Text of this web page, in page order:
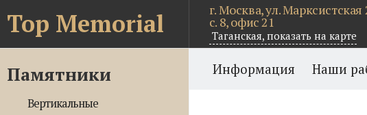
Top Memorial г. Москва, ул. Марксистская
с. 8, офис 21
Таганская, показать на карте
Памятники
Вертикальные
Информация Наши